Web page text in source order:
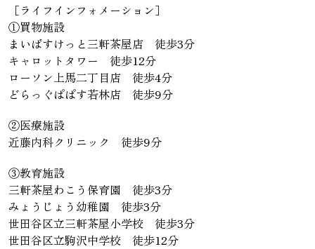
［ライフインフォメーション］
①買物施設
まいばすけっと三軒茶屋店 徒歩3分
キャロットタワー 徒歩12分
ローソン上馬二丁目店 徒歩4分
どらっぐぱぱす若林店 徒歩9分
②医療施設
近藤内科クリニック 徒歩9分
③教育施設
三軒茶屋わこう保育園 徒歩3分
みょうじょう幼稚園 徒歩3分
世田谷区立三軒茶屋小学校 徒歩3分
世田谷区立駒沢中学校 徒歩12分